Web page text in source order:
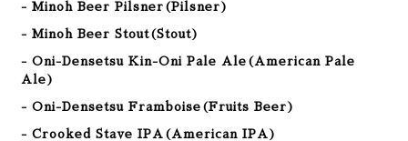
- Minoh Beer Pilsner (Pilsner)
- Minoh Beer Stout(Stout)
- Oni-Densetsu Kin-Oni Pale Ale (American Pale
Ale)
- Oni-Densetsu Framboise (Fruits Beer)
- Crooked Stave IPA(American IPA)